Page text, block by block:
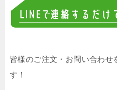
皆様のご注文・お問い合わせ
す！